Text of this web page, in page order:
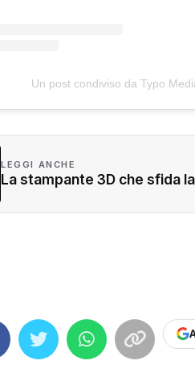
Un post condiviso da Typo
LEGGI ANCHE
La stampante 3D che sfida